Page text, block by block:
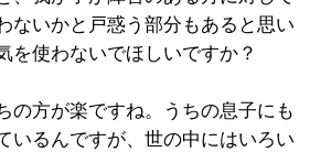
ないかと戸惑う部分もあると思い
を使わないでほしいですか？
の方が楽ですね。うちの息子にも
いるんですが、世の中にはいろい